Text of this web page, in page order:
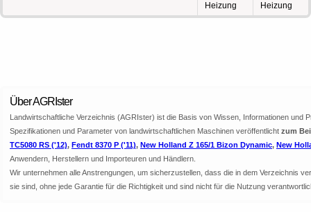
Heizung
Heizung
Über AGRIster
Landwirtschaftliche Verzeichnis (AGRIster) ist die Basis von Wissen, Informationen
Spezifikationen und Parameter von landwirtschaftlichen Maschinen veröffentlicht zum
TC5080 RS ('12), Fendt 8370 P ('11), New Holland Z 165/1 Bizon Dynamic, New
Anwendern, Herstellern und Importeuren und Händlern.
Wir unternehmen alle Anstrengungen, um sicherzustellen, dass die in dem Verzeichnis
sie sind, ohne jede Garantie für die Richtigkeit und sind nicht für die Nutzung